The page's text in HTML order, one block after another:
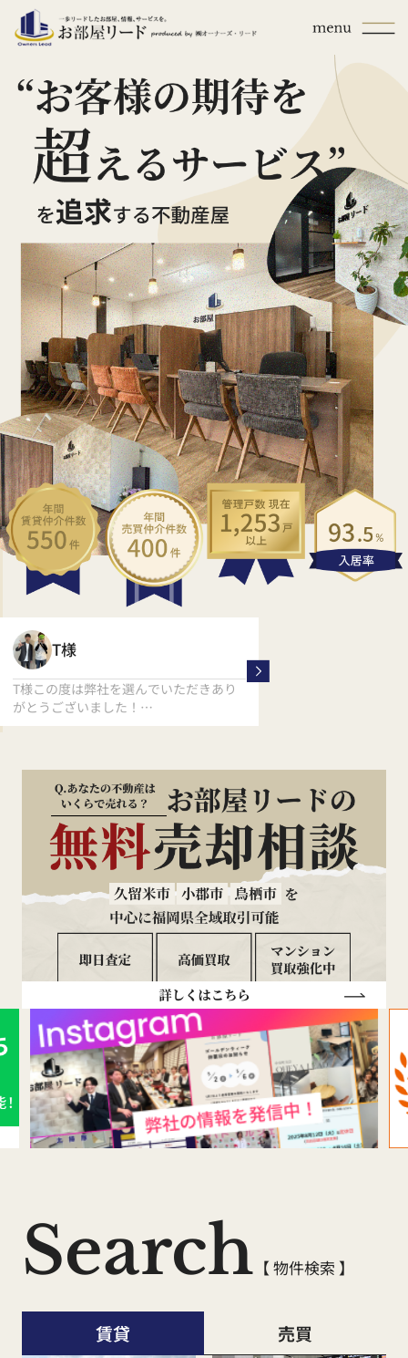
T様
T様この度は弊社を選んでいただきあり
がとうございました！
T様の新生活応援しております！！
また相談事や引っ越し
お気軽にご連絡くだ
Search 【 物件検索 】
賃貸 売買